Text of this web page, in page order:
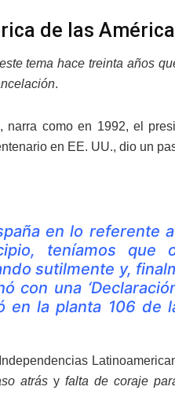
de las
tema hace treinta años
.
, narra como en 1992, el
en EE. UU., dio un
en lo referente
teníamos que
sutilmente y,
con una
en la planta 106 de
atrás y falta de coraje